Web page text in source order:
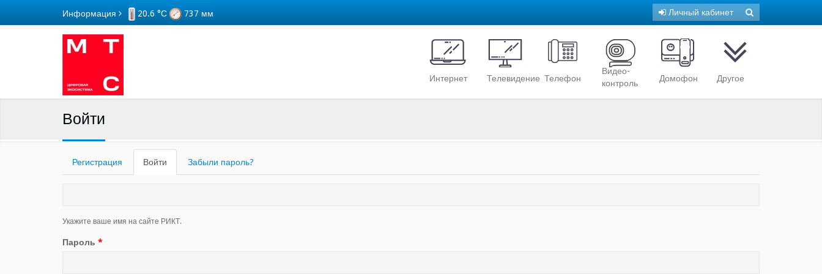
Перейти к основному содержанию
Информация 20.6 °С 737 мм Личный кабинет
Форма
поиска
Поиск
Интернет Телевидение Телефон
Видео-
контроль
Домофон Другое
Войти
Регистрация Войти (активная
вкладка)
Забыли пароль?
Укажите ваше имя на сайте РИКТ.
Пароль *